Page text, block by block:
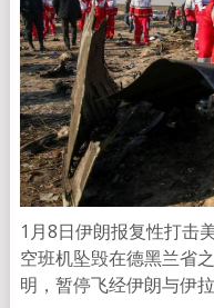
1月8日伊朗报复性打击
空班机坠毁在德黑兰省
明，暂停飞经伊朗与伊